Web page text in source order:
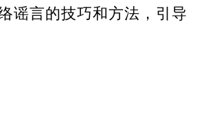
谣言的技巧和方法，引导